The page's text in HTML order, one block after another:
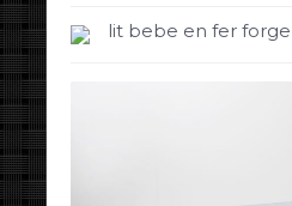
lit bebe en fer forge